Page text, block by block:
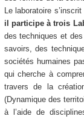
Le laboratoire
il participe à trois
des techniques et
savoirs, des
sociétés humaines
qui cherche à
travers de la
(Dynamique des
à l’aide de